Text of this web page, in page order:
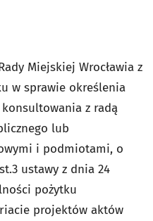
Miejskiej Wrocławia z
w sprawie określenia
konsultowania z radą
lub
i podmiotami, o
ustawy z dnia 24
pożytku
projektów aktów